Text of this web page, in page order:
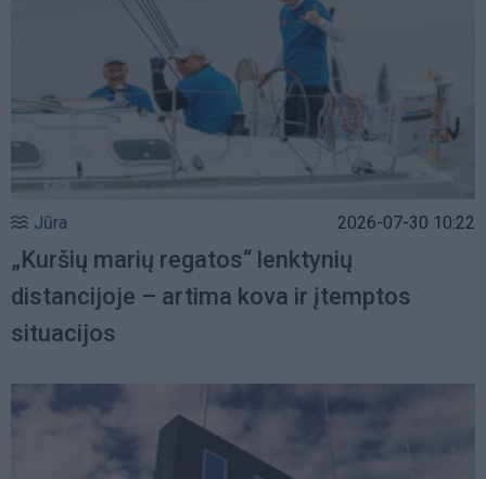
Jūra 2026-07-30 10:22
„Kuršių marių regatos“ lenktynių
distancijoje – artima kova ir įtemptos
situacijos